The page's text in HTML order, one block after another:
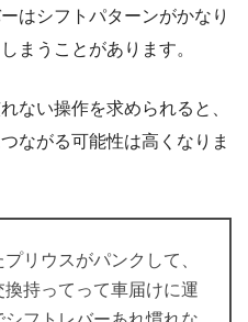
はシフトパターンがかなり
まうことがあります。
ない操作を求められると、
ながる可能性は高くなりま
リウスがパンクして、
持ってって車届けに運